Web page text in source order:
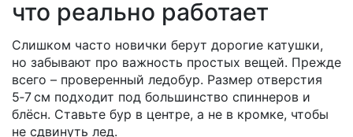
что реально работает
Слишком часто новички берут дорогие катушки,
но забывают про важность простых вещей. Прежде
всего – проверенный ледобур. Размер отверстия
5‑7 см подходит под большинство спиннеров и
блёсн. Ставьте бур в центре, а не в кромке, чтобы
не сдвинуть лед.